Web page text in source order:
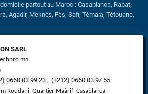
partout au Maroc : Casablanca, Rabat,
Agadir, Meknès, Fès, Safi, Témara, Tétouane,
SARL
0660 03 99 23 , (+212) 0660 03 97 55
Roudani, Quartier Maârif Casablanca